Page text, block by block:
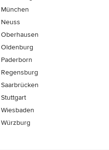
München
Neuss
Oberhausen
Oldenburg
Paderborn
Regensburg
Saarbrücken
Stuttgart
Wiesbaden
Würzburg